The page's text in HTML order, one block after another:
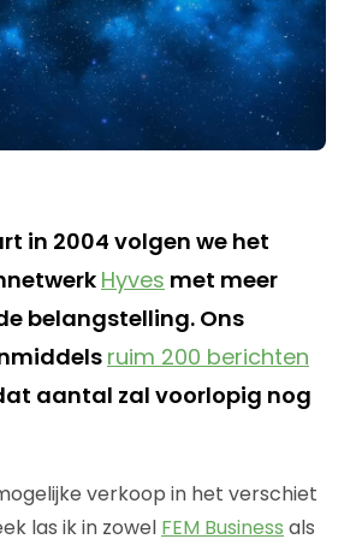
in 2004 volgen we het
Hyves met meer
belangstelling. Ons
ruim 200 berichten
aantal zal voorlopig nog
verkoop in het verschiet
las ik in zowel FEM Business als